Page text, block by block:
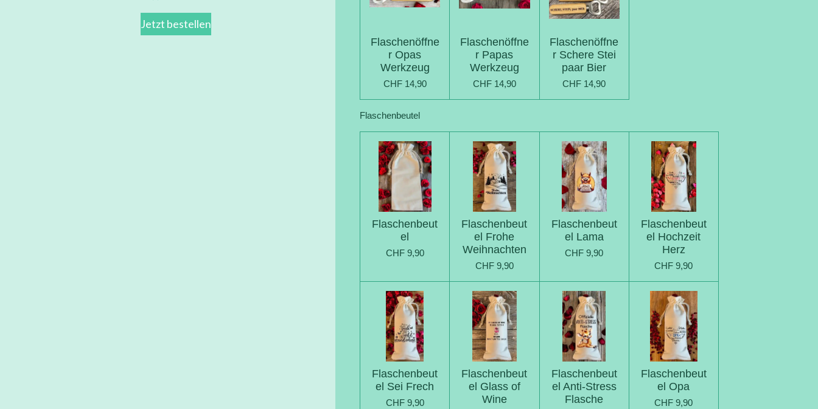
Flaschenöffne
r Opas
Werkzeug
CHF 14,90
Flaschenöffne
r Papas
Werkzeug
CHF 14,90
Flaschenöffne
r Schere Stei
paar Bier
CHF 14,90
Flaschenbeutel
Flaschenbeut
el
CHF 9,90
Flaschenbeut
el Frohe
Weihnachten
CHF 9,90
Flaschenbeut
el Lama
CHF 9,90
Flaschenbeut
el Hochzeit
Herz
CHF 9,90
Flaschenbeut
el Sei Frech
CHF 9,90
Flaschenbeut
el Glass of
Wine
Flaschenbeut
el Anti-Stress
Flasche
Flaschenbeut
el Opa
CHF 9,90
Jetzt bestellen